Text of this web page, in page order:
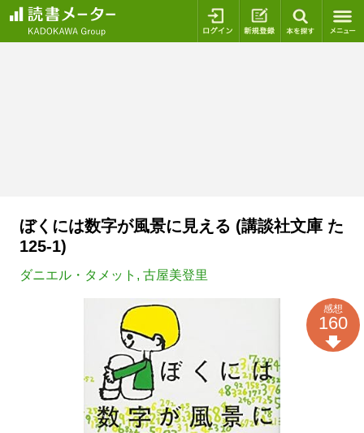
ログイン 新規登録
ぼくには数字が風景に見える (講談社文庫 た
125-1)
ダニエル・タメット , 古屋美登里
感想
160